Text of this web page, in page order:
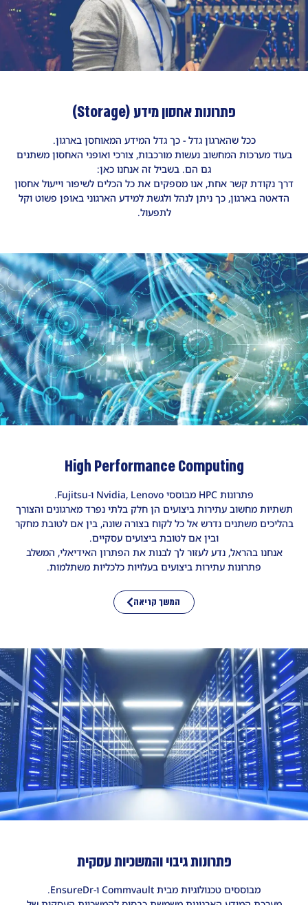
פתרונות אחסון מידע (Storage)
ככל שהארגון גדל - כך גדל המידע המאוחסן בארגון.
בעוד מערכות המחשוב נעשות מורכבות, צורכי ואופני האחסון משתנים
גם הם. בשביל זה אנחנו כאן׃
דרך נקודת קשר אחת, אנו מספקים את כל הכלים לשיפור וייעול אחסון
הדאטה בארגון, כך ניתן לנהל ולגשת למידע הארגוני באופן פשוט וקל
לתפעול.
High Performance Computing
פתרונות HPC מבוססי Nvidia, Lenovo ו-Fujitsu.
תשתיות מחשוב עתירות ביצועים הן חלק בלתי נפרד מארגונים והצורך
בהליכים משתנים נדרש אל כל לקוח בצורה שונה, בין אם לטובת מחקר
ובין אם לטובת ביצועים עסקיים.
אנחנו בהראל, נדע לעזור לך לבנות את הפתרון האידיאלי, המשלב
פתרונות עתירות ביצועים בעלויות כלכליות משתלמות.
המשך קריאה
פתרונות גיבוי והמשכיות עסקית
מבוססים טכנולוגיות מבית Commvault ו-EnsureDr.